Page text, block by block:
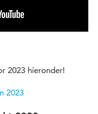
2023 hieronder!
2023